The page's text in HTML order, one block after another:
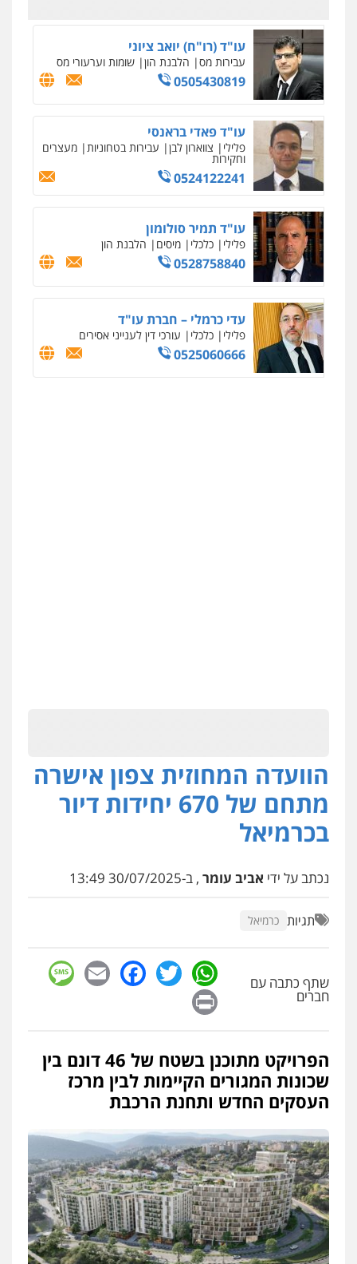
עו"ד (רו"ח) יואב ציוני
עבירות מס הלבנת הון שומות וערעורי מס
0505430819
עו"ד פאדי בראנסי
פלילי צווארון לבן עבירות בטחוניות מעצרים
וחקירות
0524122241
עו"ד תמיר סולומון
פלילי כלכלי מיסים הלבנת הון
0528758840
עדי כרמלי – חברת עו"ד
פלילי כלכלי עורכי דין לענייני אסירים
0525060666
הוועדה המחוזית צפון אישרה
מתחם של 670 יחידות דיור
בכרמיאל
נכתב על ידי אביב עומר , ב-30/07/2025 13:49
תגיות כרמיאל
שתף כתבה עם
חברים
WhatsApp
Twitter
Facebook
Email
הפרויקט מתוכנן בשטח של 46 דונם בין
שכונות המגורים הקיימות לבין מרכז
העסקים החדש ותחנת הרכבת